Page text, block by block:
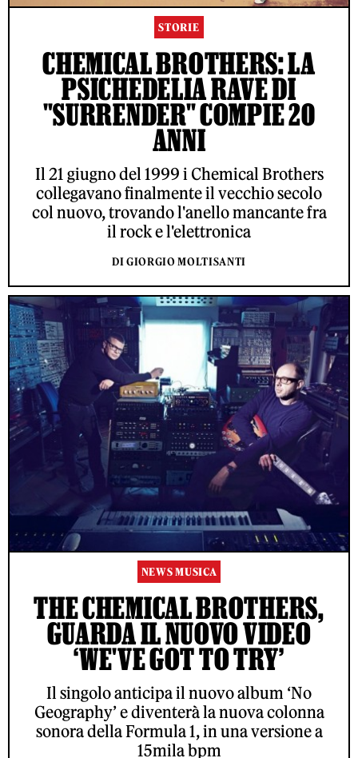
STORIE
CHEMICAL BROTHERS: LA
PSICHEDELIA RAVE DI
"SURRENDER" COMPIE 20
ANNI
Il 21 giugno del 1999 i Chemical Brothers
collegavano finalmente il vecchio secolo
col nuovo, trovando l'anello mancante fra
il rock e l'elettronica
DI GIORGIO MOLTISANTI
NEWS MUSICA
THE CHEMICAL BROTHERS,
GUARDA IL NUOVO VIDEO
‘WE'VE GOT TO TRY’
Il singolo anticipa il nuovo album ‘No
Geography’ e diventerà la nuova colonna
sonora della Formula 1, in una versione a
15mila bpm